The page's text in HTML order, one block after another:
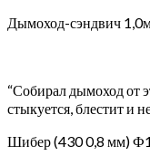
Дымоход-сэндвич
“Собирал дымоход от
стыкуется, блестит и
Шибер (430 0,8 мм)